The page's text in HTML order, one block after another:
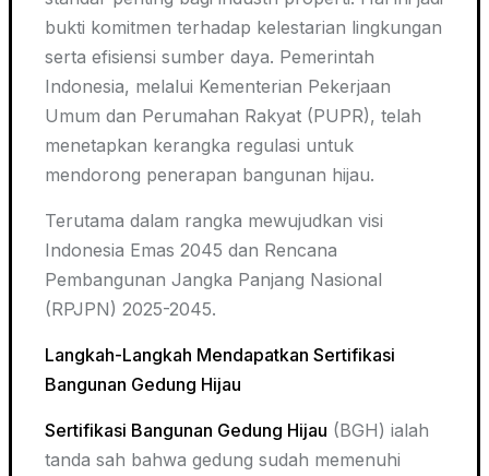
bukti komitmen terhadap kelestarian lingkungan
serta efisiensi sumber daya. Pemerintah
Indonesia, melalui Kementerian Pekerjaan
Umum dan Perumahan Rakyat (PUPR), telah
menetapkan kerangka regulasi untuk
mendorong penerapan bangunan hijau.
Terutama dalam rangka mewujudkan visi
Indonesia Emas 2045 dan Rencana
Pembangunan Jangka Panjang Nasional
(RPJPN) 2025-2045.
Langkah-Langkah Mendapatkan Sertifikasi
Bangunan Gedung Hijau
Sertifikasi Bangunan Gedung Hijau (BGH) ialah
tanda sah bahwa gedung sudah memenuhi